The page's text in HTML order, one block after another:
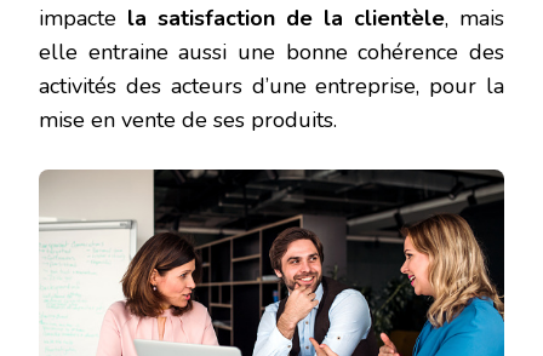
impacte la satisfaction de la clientèle, mais
elle entraine aussi une bonne cohérence des
activités des acteurs d’une entreprise, pour la
mise en vente de ses produits.